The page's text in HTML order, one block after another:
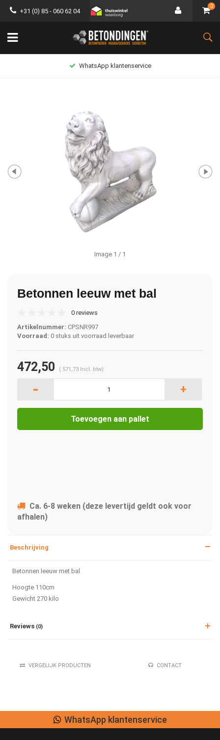
+31 (0) 85 - 060 62 04
0
WhatsApp klantenservice
Image 1 / 1
Betonnen leeuw met bal
0 reviews
Artikelnummer: CPSNR997
Voorraad: 0 stuks uit voorraad leverbaar
472,50 ( 571,73 Incl. btw)
- +
Toevoegen aan pallet
Ca. 6-8 weken (deze levertijd geldt ook voor
afhalen)
Beschrijving
Betonnen leeuw met bal
Hoogte 110cm
Gewicht 270 kilo
Reviews (0)
VERGELIJK PRODUCTEN CONTACT
WhatsApp klantenservice